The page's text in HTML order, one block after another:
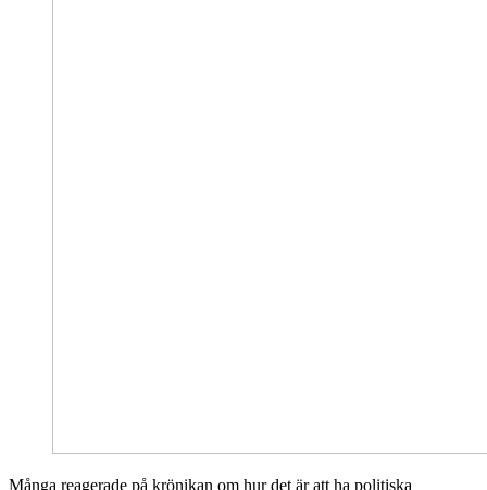
Många reagerade på krönikan om hur det är att ha politiska